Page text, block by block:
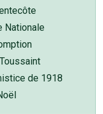
Nationale
de 1918